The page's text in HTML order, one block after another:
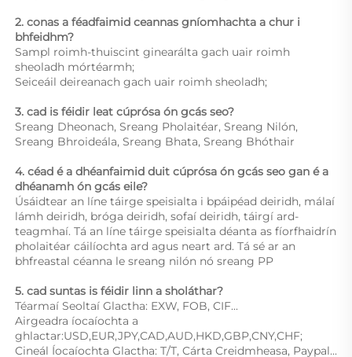
2. conas a féadfaimid ceannas gníomhachta a chur i
bhfeidhm?
Sampl roimh-thuiscint ginearálta gach uair roimh
sheoladh mórtéarmh;
Seiceáil deireanach gach uair roimh sheoladh;
3. cad is féidir leat cúprósa ón gcás seo?
Sreang Dheonach, Sreang Pholaitéar, Sreang Nilón,
Sreang Bhroideála, Sreang Bhata, Sreang Bhóthair
4. céad é a dhéanfaimid duit cúprósa ón gcás seo gan é a
dhéanamh ón gcás eile?
Úsáidtear an líne táirge speisialta i bpáipéad deiridh, málaí
lámh deiridh, bróga deiridh, sofaí deiridh, táirgí ard-
teagmhaí. Tá an líne táirge speisialta déanta as fíorfhaidrín
pholaitéar cáilíochta ard agus neart ard. Tá sé ar an
bhfreastal céanna le sreang nilón nó sreang PP
5. cad suntas is féidir linn a sholáthar?
Téarmaí Seoltaí Glactha: EXW, FOB, CIF...
Airgeadra íocaíochta a
ghlactar:USD,EUR,JPY,CAD,AUD,HKD,GBP,CNY,CHF;